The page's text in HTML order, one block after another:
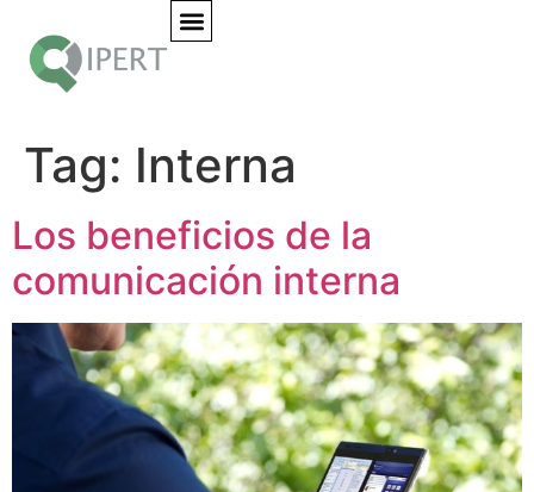
Tag: Interna
Los beneficios de la
comunicación interna